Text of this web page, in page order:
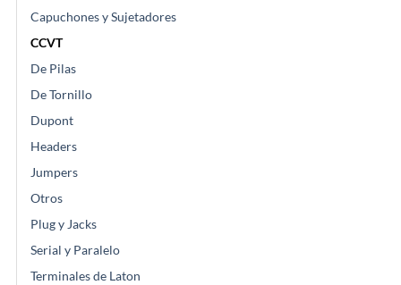
Capuchones y Sujetadores
CCVT
De Pilas
De Tornillo
Dupont
Headers
Jumpers
Otros
Plug y Jacks
Serial y Paralelo
Terminales de Laton